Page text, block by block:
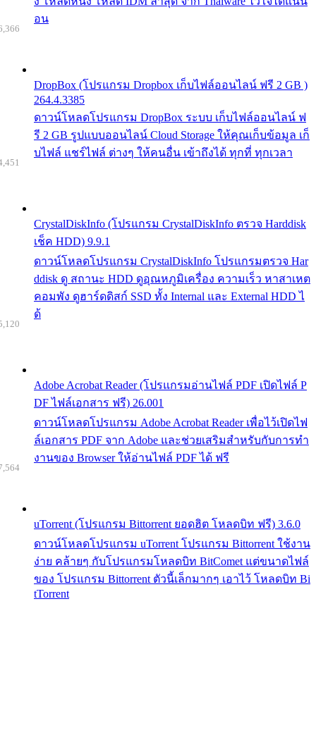
อน
DropBox (โปรแกรม Dropbox เก็บไฟล์ออนไลน์ ฟรี 2 GB )
264.4.3385
ดาวน์โหลดโปรแกรม DropBox ระบบ เก็บไฟล์ออนไลน์ ฟ
รี 2 GB รูปแบบออนไลน์ Cloud Storage ให้คุณเก็บข้อมูล เก็
บไฟล์ แชร์ไฟล์ ต่างๆ ให้คนอื่น เข้าถึงได้ ทุกที่ ทุกเวลา
CrystalDiskInfo (โปรแกรม CrystalDiskInfo ตรวจ Harddisk
เช็ค HDD) 9.9.1
ดาวน์โหลดโปรแกรม CrystalDiskInfo โปรแกรมตรวจ Har
ddisk ดู สถานะ HDD ดูอุณหภูมิเครื่อง ความเร็ว หาสาเหต
คอมพัง ดูฮาร์ดดิสก์ SSD ทั้ง Internal และ External HDD ไ
ด้
Adobe Acrobat Reader (โปรแกรมอ่านไฟล์ PDF เปิดไฟล์ P
DF ไฟล์เอกสาร ฟรี) 26.001
ดาวน์โหลดโปรแกรม Adobe Acrobat Reader เพื่อไว้เปิดไฟ
ล์เอกสาร PDF จาก Adobe และช่วยเสริมสำหรับกับการทำ
งานของ Browser ให้อ่านไฟล์ PDF ได้ ฟรี
uTorrent (โปรแกรม Bittorrent ยอดฮิต โหลดบิท ฟรี) 3.6.0
ดาวน์โหลดโปรแกรม uTorrent โปรแกรม Bittorrent ใช้งาน
ง่าย คล้ายๆ กับโปรแกรมโหลดบิท BitComet แต่ขนาดไฟล์
ของ โปรแกรม Bittorrent ตัวนี้เล็กมากๆ เอาไว้ โหลดบิท Bi
tTorrent